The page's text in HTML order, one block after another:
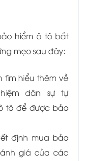
hiểm ô tô bắt
mẹo sau đây:
tìm hiểu thêm về
dân sự tự
tô để được bảo
định mua bảo
giá của các